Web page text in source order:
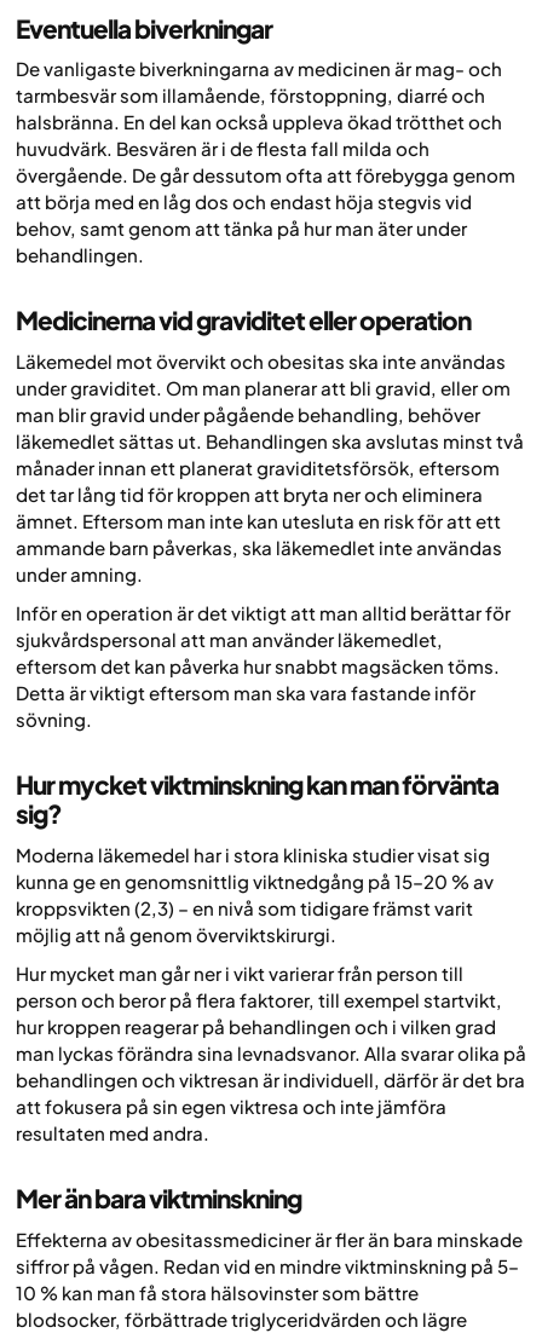
Eventuella biverkningar
De vanligaste biverkningarna av medicinen är mag- och
tarmbesvär som illamående, förstoppning, diarré och
halsbränna. En del kan också uppleva ökad trötthet och
huvudvärk. Besvären är i de flesta fall milda och
övergående. De går dessutom ofta att förebygga genom
att börja med en låg dos och endast höja stegvis vid
behov, samt genom att tänka på hur man äter under
behandlingen.
Medicinerna vid graviditet eller operation
Läkemedel mot övervikt och obesitas ska inte användas
under graviditet. Om man planerar att bli gravid, eller om
man blir gravid under pågående behandling, behöver
läkemedlet sättas ut. Behandlingen ska avslutas minst två
månader innan ett planerat graviditetsförsök, eftersom
det tar lång tid för kroppen att bryta ner och eliminera
ämnet. Eftersom man inte kan utesluta en risk för att ett
ammande barn påverkas, ska läkemedlet inte användas
under amning.
Inför en operation är det viktigt att man alltid berättar för
sjukvårdspersonal att man använder läkemedlet,
eftersom det kan påverka hur snabbt magsäcken töms.
Detta är viktigt eftersom man ska vara fastande inför
sövning.
Hur mycket viktminskning kan man förvänta
sig?
Moderna läkemedel har i stora kliniska studier visat sig
kunna ge en genomsnittlig viktnedgång på 15–20 % av
kroppsvikten (2,3) – en nivå som tidigare främst varit
möjlig att nå genom överviktskirurgi.
Hur mycket man går ner i vikt varierar från person till
person och beror på flera faktorer, till exempel startvikt,
hur kroppen reagerar på behandlingen och i vilken grad
man lyckas förändra sina levnadsvanor. Alla svarar olika på
behandlingen och viktresan är individuell, därför är det bra
att fokusera på sin egen viktresa och inte jämföra
resultaten med andra.
Mer än bara viktminskning
Effekterna av obesitassmediciner är fler än bara minskade
siffror på vågen. Redan vid en mindre viktminskning på 5–
10 % kan man få stora hälsovinster som bättre
blodsocker, förbättrade triglyceridvärden och lägre